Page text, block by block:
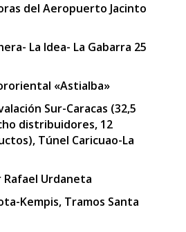
del Aeropuerto Jacinto
La Idea- La Gabarra 25
«Astialba»
Sur-Caracas (32,5
distribuidores, 12
Túnel Caricuao-La
Urdaneta
Kempis, Tramos Santa